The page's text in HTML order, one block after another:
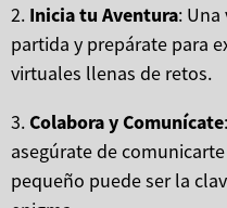
2. Inicia tu Aventura:
partida y prepárate para
virtuales llenas de retos.
3. Colabora y Comunícate
asegúrate de
pequeño puede ser la